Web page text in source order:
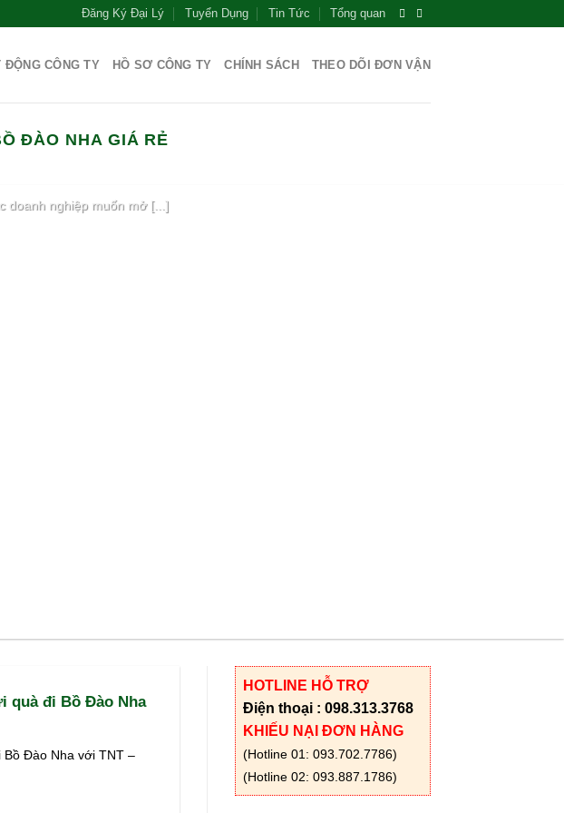
Đăng Ký Đại Lý Tuyển Dụng Tin Tức Tổng quan
ĐỘNG CÔNG TY HỒ SƠ CÔNG TY CHÍNH SÁCH THEO DÕI ĐƠN VẬN
ĐÀO NHA GIÁ RẺ
HÓA DỊCH VỤ HẢI QUAN TIN TỨC VẬN CHUYỂN QUỐC TẾ
LẺ ĐI MỸ TỪ A ĐẾN Z
doanh nghiệp muốn mở [...]
quà đi Bồ Đào Nha
Bồ Đào Nha với TNT –
HOTLINE HỖ TRỢ
Điện thoại : 098.313.3768
KHIẾU NẠI ĐƠN HÀNG
(Hotline 01: 093.702.7786)
(Hotline 02: 093.887.1786)